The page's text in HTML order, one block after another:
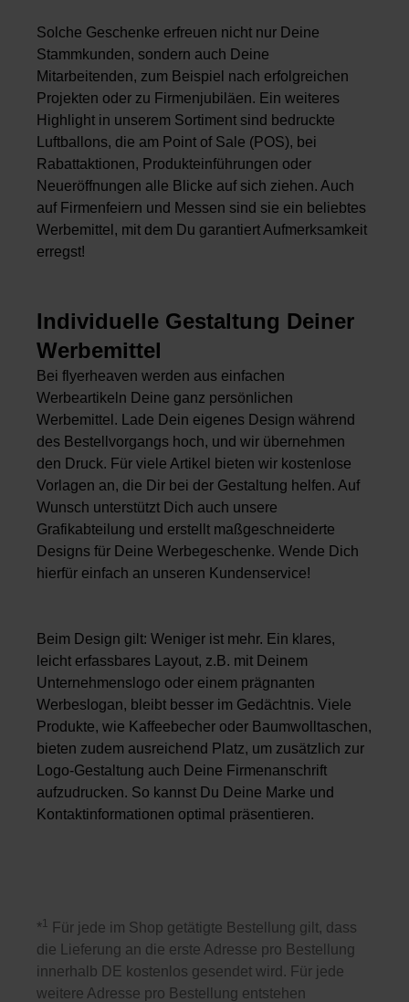
Solche Geschenke erfreuen nicht nur Deine
Stammkunden, sondern auch Deine
Mitarbeitenden, zum Beispiel nach erfolgreichen
Projekten oder zu Firmenjubiläen. Ein weiteres
Highlight in unserem Sortiment sind bedruckte
Luftballons, die am Point of Sale (POS), bei
Rabattaktionen, Produkteinführungen oder
Neueröffnungen alle Blicke auf sich ziehen. Auch
auf Firmenfeiern und Messen sind sie ein beliebtes
Werbemittel, mit dem Du garantiert Aufmerksamkeit
erregst!
Individuelle Gestaltung Deiner
Werbemittel
Bei flyerheaven werden aus einfachen
Werbeartikeln Deine ganz persönlichen
Werbemittel. Lade Dein eigenes Design während
des Bestellvorgangs hoch, und wir übernehmen
den Druck. Für viele Artikel bieten wir kostenlose
Vorlagen an, die Dir bei der Gestaltung helfen. Auf
Wunsch unterstützt Dich auch unsere
Grafikabteilung und erstellt maßgeschneiderte
Designs für Deine Werbegeschenke. Wende Dich
hierfür einfach an unseren Kundenservice!
Beim Design gilt: Weniger ist mehr. Ein klares,
leicht erfassbares Layout, z.B. mit Deinem
Unternehmenslogo oder einem prägnanten
Werbeslogan, bleibt besser im Gedächtnis. Viele
Produkte, wie Kaffeebecher oder Baumwolltaschen,
bieten zudem ausreichend Platz, um zusätzlich zur
Logo-Gestaltung auch Deine Firmenanschrift
aufzudrucken. So kannst Du Deine Marke und
Kontaktinformationen optimal präsentieren.
*1
Für jede im Shop getätigte Bestellung gilt, dass
die Lieferung an die erste Adresse pro Bestellung
innerhalb DE kostenlos gesendet wird. Für jede
weitere Adresse pro Bestellung entstehen